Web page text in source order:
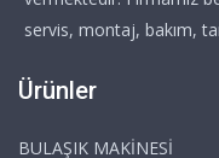
servis, montaj, bakım,
Ürünler
BULAŞIK MAKİNESİ